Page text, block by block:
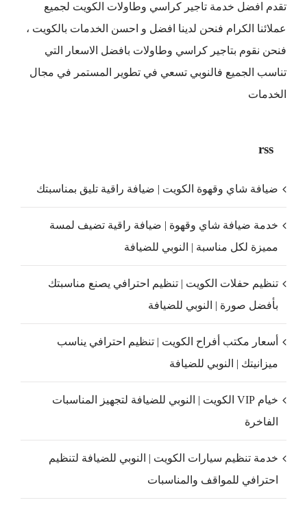
تقدم افضل خدمة تاجير كراسي وطاولات الكويت لجميع
عملائنا الكرام فنحن لدينا افضل و احسن الخدمات بالكويت ،
فنحن نقوم بتاجير كراسي وطاولات بافضل الاسعار التي
تناسب الجميع فالنوبي تسعي في تطوير المستمر في مجال
الخدمات
rss
ضيافة شاي وقهوة الكويت | ضيافة راقية تليق بمناسبتك
خدمة ضيافة شاي وقهوة | ضيافة راقية تضيف لمسة
مميزة لكل مناسبة | النوبي للضيافة
تنظيم حفلات الكويت | تنظيم احترافي يصنع مناسبتك
بأفضل صورة | النوبي للضيافة
أسعار مكتب أفراح الكويت | تنظيم احترافي يناسب
ميزانيتك | النوبي للضيافة
خيام VIP الكويت | النوبي للضيافة لتجهيز المناسبات
الفاخرة
خدمة تنظيم سيارات الكويت | النوبي للضيافة لتنظيم
احترافي للمواقف والمناسبات